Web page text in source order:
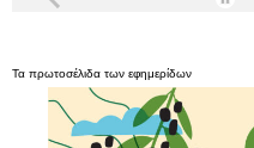
Τα πρωτοσέλιδα των εφημερίδων